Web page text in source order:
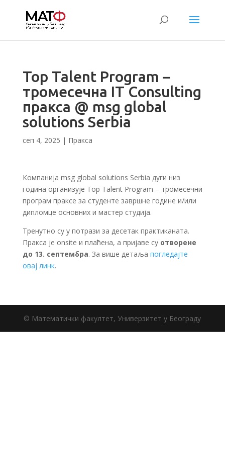
Top Talent Program –
тромесечна IT Consulting
пракса @ msg global
solutions Serbia
сеп 4, 2025 | Пракса
Компанија msg global solutions Serbia дуги низ
година организује Top Talent Program – тромесечни
програм праксе за студенте завршне године и/или
дипломце основних и мастер студија.
Тренутно су у потрази за десетак практиканата.
Пракса је onsite и плаћена, а пријаве су отворене
до 13. септембра. За више детаља погледајте
овај линк.
© Математички факултет, Универзитет у Београду